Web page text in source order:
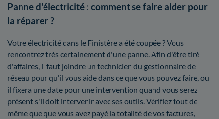
Panne d'électricité : comment se faire aider pour
la réparer ?
Votre électricité dans le Finistère a été coupée ? Vous
rencontrez très certainement d'une panne. Afin d'être tiré
d'affaires, il faut joindre un technicien du gestionnaire de
réseau pour qu'il vous aide dans ce que vous pouvez faire, ou
il fixera une date pour une intervention quand vous serez
présent s'il doit intervenir avec ses outils. Vérifiez tout de
même que que vous avez payé la totalité de vos factures,